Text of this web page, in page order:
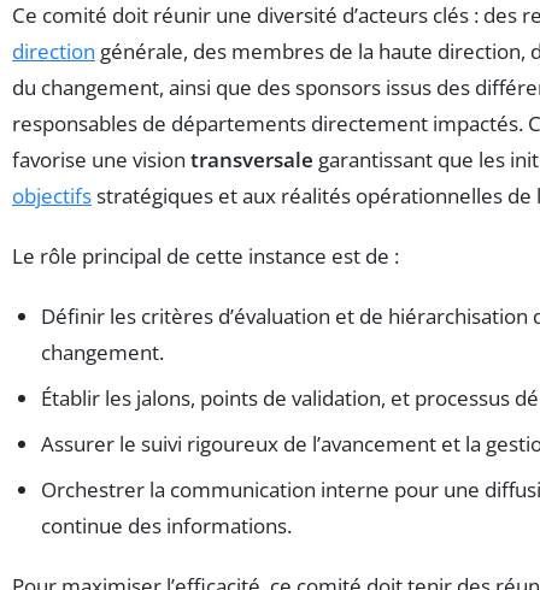
Ce comité doit réunir une diversité d’acteurs clés : des
direction générale, des membres de la haute direction,
du changement, ainsi que des sponsors issus des
responsables de départements directement impactés.
favorise une vision transversale garantissant que les
objectifsstratégiques et aux réalités opérationnelles de
Le rôle principal de cette instance est de :
Définir les critères d’évaluation et de hiérarchisation
changement.
Établir les jalons, points de validation, et processus
Assurer le suivi rigoureux de l’avancement et la
Orchestrer la communication interne pour une
continue des informations.